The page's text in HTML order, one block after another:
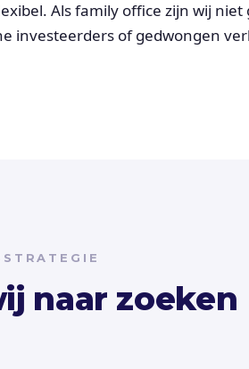
Als family office zijn wij
investeerders of gedwongen
naar zoeken